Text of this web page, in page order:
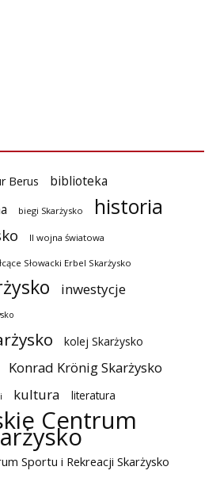
Berus
biblioteka
biegi Skarżysko historia
II wojna światowa
Słowacki Erbel Skarżysko
inwestycje
kolej Skarżysko
Konrad Krönig Skarżysko
kultura literatura
Centrum
Sportu i Rekreacji Skarżysko